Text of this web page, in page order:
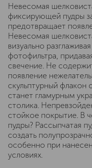
Невесомая
фиксирующей пудры
предотвращает
Невесомая
визуально
фотофильтра,
свечение. Не
появление
скульптурный
станет гламурным
столика.
стойкое покрытие. В
пудры? Рассыпчатая
создать
особенно при
условиях.